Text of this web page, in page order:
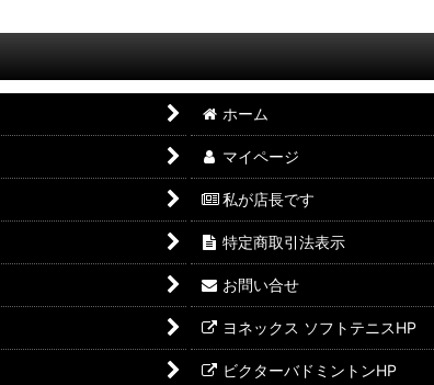
絞り込む ホーム
マイページ
私が店長です
特定商取引法表示
お問い合せ
ヨネックス ソフトテニスHP
ビクターバドミントンHP